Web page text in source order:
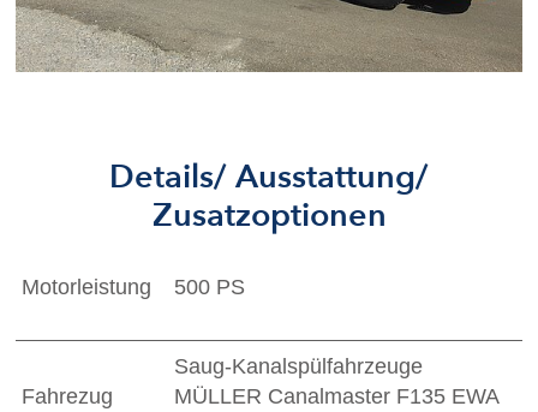
Details/ Ausstattung/
Zusatzoptionen
Motorleistung 500 PS
Fahrezug
Saug-Kanalspülfahrzeuge
MÜLLER Canalmaster F135 EWA